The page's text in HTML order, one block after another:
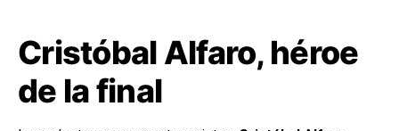
Cristóbal Alfaro, héroe
de la final